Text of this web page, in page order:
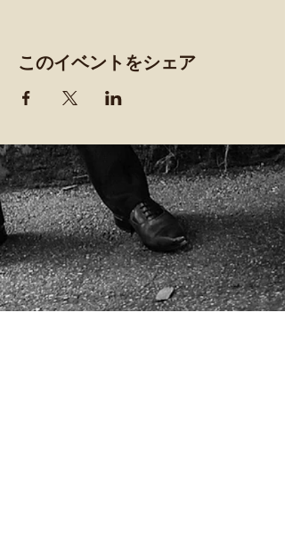
このイベントをシェア